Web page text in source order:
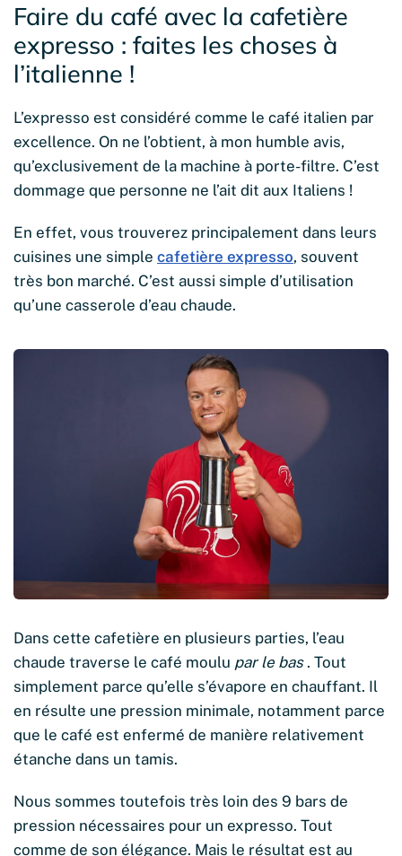
Faire du café avec la cafetière
expresso : faites les choses à
l’italienne !
L’expresso est considéré comme le café italien par
excellence. On ne l’obtient, à mon humble avis,
qu’exclusivement de la machine à porte-filtre. C’est
dommage que personne ne l’ait dit aux Italiens !
En effet, vous trouverez principalement dans leurs
cuisines une simple cafetière expresso, souvent
très bon marché. C’est aussi simple d’utilisation
qu’une casserole d’eau chaude.
Dans cette cafetière en plusieurs parties, l’eau
chaude traverse le café moulu par le bas . Tout
simplement parce qu’elle s’évapore en chauffant. Il
en résulte une pression minimale, notamment parce
que le café est enfermé de manière relativement
étanche dans un tamis.
Nous sommes toutefois très loin des 9 bars de
pression nécessaires pour un expresso. Tout
comme de son élégance. Mais le résultat est au